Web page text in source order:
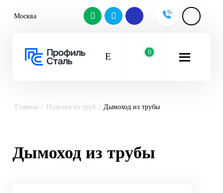
Москва
0
Главная Изделия из труб Дымоход из трубы
Дымоход из трубы